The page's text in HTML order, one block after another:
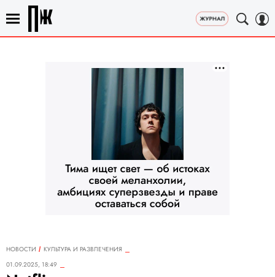
НОВОСТИ
КУЛЬТУРА И РАЗВЛЕЧЕНИЯ
01.09.2025, 18:49